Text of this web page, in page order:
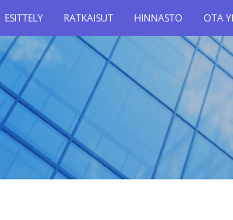
ESITTELY RATKAISUT HINNASTO OTA